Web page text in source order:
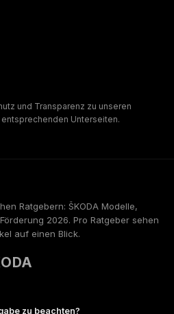
und Transparenz zu unseren
Unterseiten.
Ratgebern: ŠKODA Modelle,
2026. Pro Ratgeber sehen
auf einen Blick.
zu beachten?